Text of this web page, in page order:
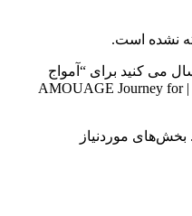
نشده است.
می کنید برای “آمواج
جورنی مردانه (آمواژ ژورنی) 33میل | AMOUAGE Journey for
بخش‌های موردنیاز